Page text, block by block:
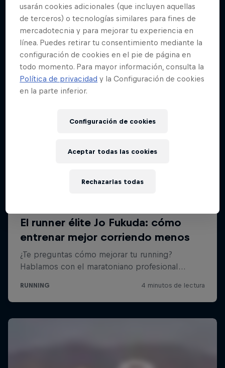
usarán cookies adicionales (que incluyen aquellas
de terceros) o tecnologías similares para fines de
mercadotecnia y para mejorar tu experiencia en
línea. Puedes retirar tu consentimiento mediante la
configuración de cookies en el pie de página en
todo momento. Para mayor información, consulta la
Política de privacidad y la Configuración de cookies
en la parte inferior.
Configuración de cookies
Rechazarlas todas
Aceptar todas las cookies